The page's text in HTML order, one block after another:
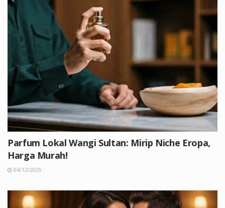
Parfum Lokal Wangi Sultan: Mirip Niche Eropa,
Harga Murah!
04/12/2025